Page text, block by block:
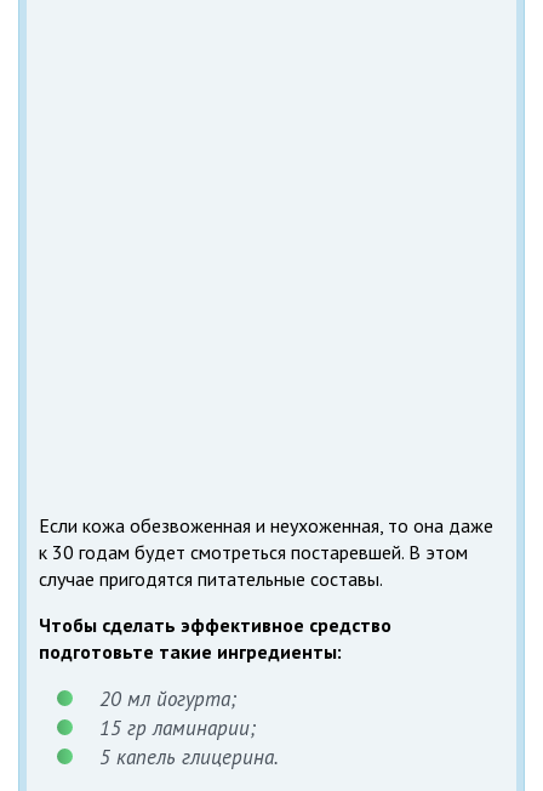
Если кожа обезвоженная и неухоженная, то она даже
к 30 годам будет смотреться постаревшей. В этом
случае пригодятся питательные составы.
Чтобы сделать эффективное средство
подготовьте такие ингредиенты:
20 мл йогурта;
15 гр ламинарии;
5 капель глицерина.